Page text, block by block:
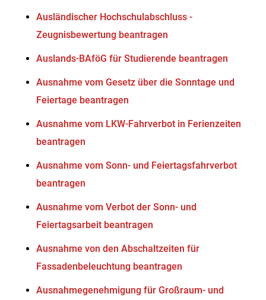
Ausländischer Hochschulabschluss -
Zeugnisbewertung beantragen
Auslands-BAföG für Studierende beantragen
Ausnahme vom Gesetz über die Sonntage und
Feiertage beantragen
Ausnahme vom LKW-Fahrverbot in Ferienzeiten
beantragen
Ausnahme vom Sonn- und Feiertagsfahrverbot
beantragen
Ausnahme vom Verbot der Sonn- und
Feiertagsarbeit beantragen
Ausnahme von den Abschaltzeiten für
Fassadenbeleuchtung beantragen
Ausnahmegenehmigung für Großraum- und